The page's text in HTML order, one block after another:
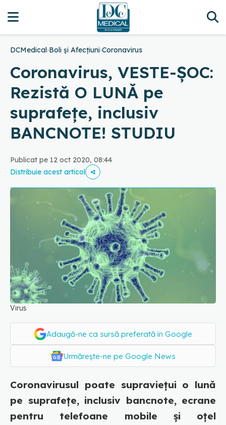
DCMedical›Boli și Afecțiuni›Coronavirus
Coronavirus, VESTE-ȘOC:
Rezistă O LUNĂ pe
suprafețe, inclusiv
BANCNOTE! STUDIU
Publicat pe 12 oct 2020, 08:44
Distribuie acest articol
Virus
Adaugă-ne ca sursă preferată în Google
Urmărește-ne pe Google News
Coronavirusul poate supraviețui o lună
pe suprafețe, inclusiv bancnote, ecrane
pentru telefoane mobile și oțel